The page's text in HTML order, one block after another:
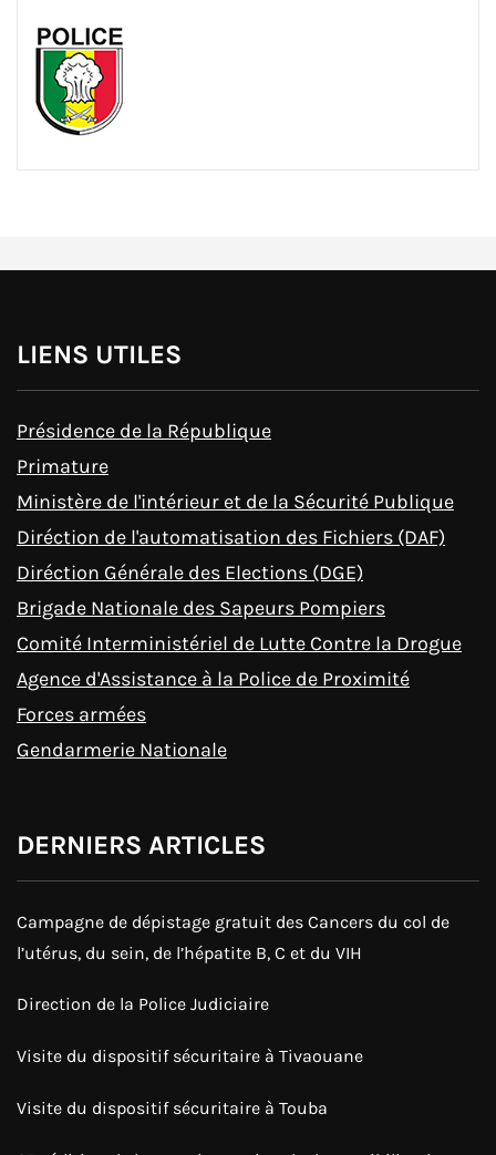
LIENS UTILES
Présidence de la République
Primature
Ministère de l'intérieur et de la Sécurité Publique
Diréction de l'automatisation des Fichiers (DAF)
Diréction Générale des Elections (DGE)
Brigade Nationale des Sapeurs Pompiers
Comité Interministériel de Lutte Contre la Drogue
Agence d'Assistance à la Police de Proximité
Forces armées
Gendarmerie Nationale
DERNIERS ARTICLES
Campagne de dépistage gratuit des Cancers du col de
l’utérus, du sein, de l’hépatite B, C et du VIH
Direction de la Police Judiciaire
Visite du dispositif sécuritaire à Tivaouane
Visite du dispositif sécuritaire à Touba